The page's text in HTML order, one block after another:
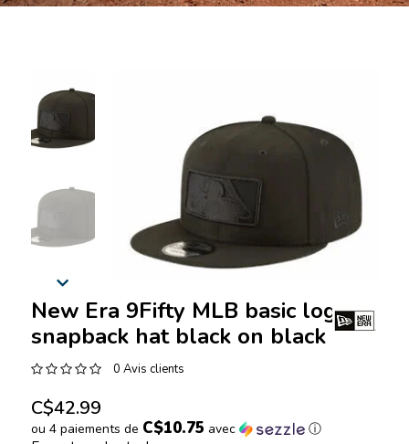
New Era 9Fifty MLB basic logo
snapback hat black on black
0 Avis clients
C$42.99
ou 4 paiements de C$10.75 avec ⓘ